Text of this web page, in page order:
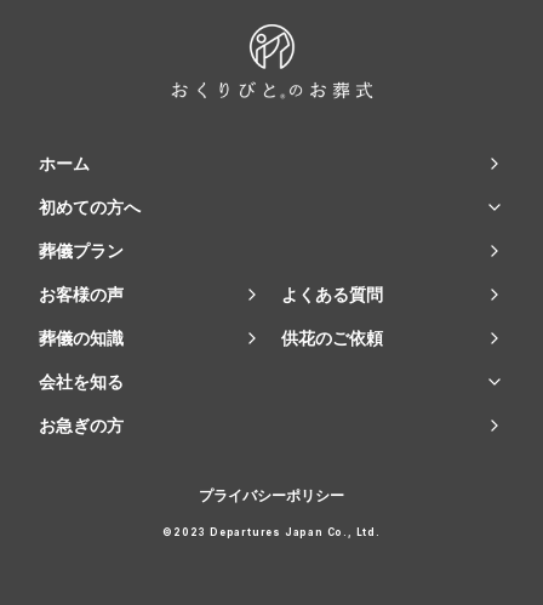
ホーム
初めての方へ
葬儀プラン
お客様の声 よくある質問
葬儀の知識 供花のご依頼
会社を知る
お急ぎの方
プライバシーポリシー
©2023 Departures Japan Co., Ltd.